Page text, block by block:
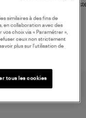
similaires à des fins de
en collaboration avec des
choix via « Paramétrer »,
ceux non strictement
plus sur l’utilisation de
tous les cookies